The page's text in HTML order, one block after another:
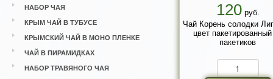
НАБОР ЧАЯ
КРЫМ ЧАЙ В ТУБУСЕ
КРЫМСКИЙ ЧАЙ В МОНО ПЛЕНКЕ
ЧАЙ В ПИРАМИДКАХ
НАБОР ТРАВЯНОГО ЧАЯ
120руб.
Чай Корень солодки
цвет
пакетиков